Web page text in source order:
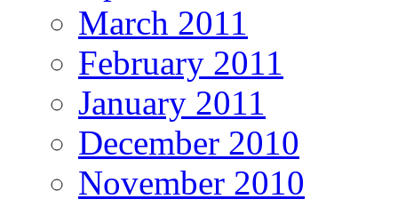
March 2011
February 2011
January 2011
December 2010
November 2010